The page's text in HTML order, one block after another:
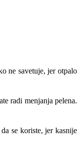
ne savetuje, jer otpalo
radi menjanja pelena.
se koriste, jer kasnije